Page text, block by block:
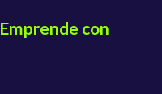
Emprende con